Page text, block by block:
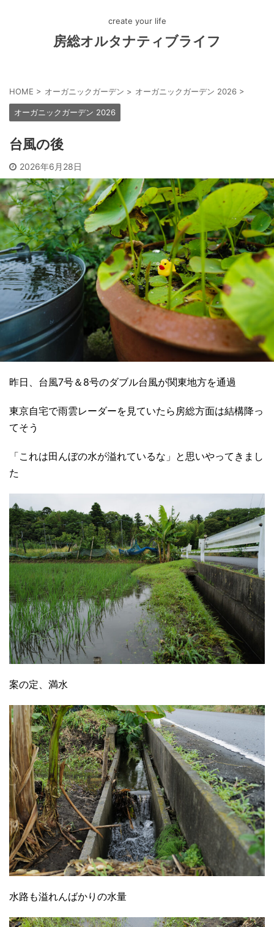
create your life
房総オルタナティブライフ
HOME > オーガニックガーデン > オーガニックガーデン 2026 >
オーガニックガーデン 2026
台風の後
2026年6月28日
昨日、台風7号＆8号のダブル台風が関東地方を通過
東京自宅で雨雲レーダーを見ていたら房総方面は結構降っ
てそう
「これは田んぼの水が溢れているな」と思いやってきまし
た
案の定、満水
水路も溢れんばかりの水量